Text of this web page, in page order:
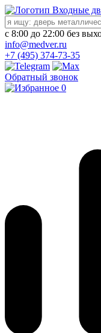
Входные
с 8:00 до 22:00 без
info@medver.ru
+7 (495) 374-73-35
Обратный звонок
0